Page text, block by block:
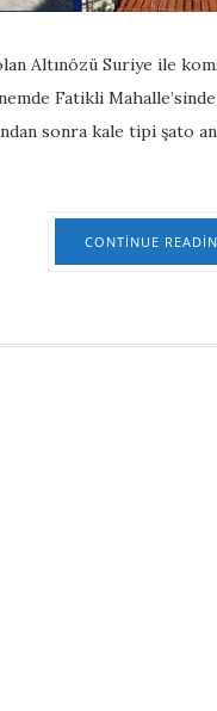
Altınözü Suriye ile
Fatikli
sonra kale tipi şato
CONTINUE